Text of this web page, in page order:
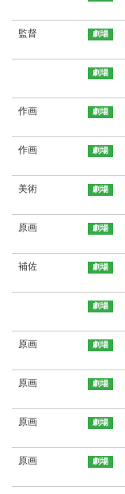
監督
作画
作画
美術
原画
補佐
原画
原画
原画
原画